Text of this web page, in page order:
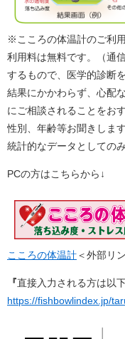
※こころの体温計のご利
利用料は無料です。（通
するもので、医学的診断
結果にかかわらず、心配
にご相談されることをお
性別、年齢等お聞きしま
統計的なデータとしての
PCの方はこちらから↓
こころの体温計＜外部リ
『直接入力される方は以
https://fishbowlindex.jp/